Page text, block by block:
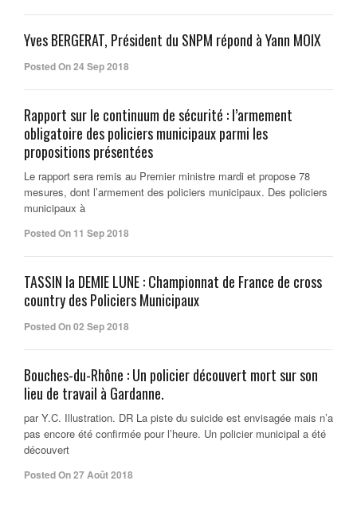
Yves BERGERAT, Président du SNPM répond à Yann MOIX
Posted On 24 Sep 2018
Rapport sur le continuum de sécurité : l’armement
obligatoire des policiers municipaux parmi les
propositions présentées
Le rapport sera remis au Premier ministre mardi et propose 78
mesures, dont l’armement des policiers municipaux. Des policiers
municipaux à
Posted On 11 Sep 2018
TASSIN la DEMIE LUNE : Championnat de France de cross
country des Policiers Municipaux
Posted On 02 Sep 2018
Bouches-du-Rhône : Un policier découvert mort sur son
lieu de travail à Gardanne.
par Y.C. Illustration. DR La piste du suicide est envisagée mais n’a
pas encore été confirmée pour l’heure. Un policier municipal a été
découvert
Posted On 27 Août 2018